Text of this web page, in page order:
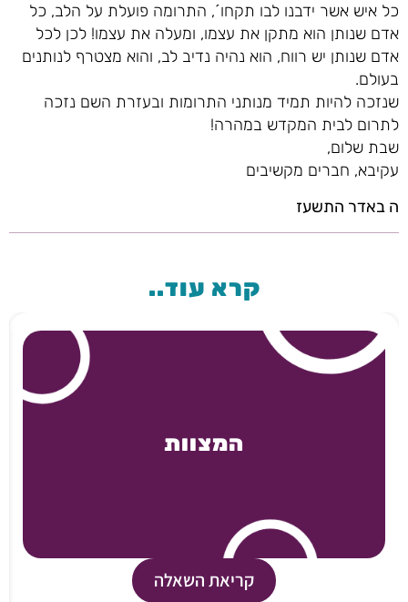
כל איש אשר ידבנו לבו תקחו´, התרומה פועלת על הלב, כל
אדם שנותן הוא מתקן את עצמו, ומעלה את עצמו! לכן לכל
אדם שנותן יש רווח, הוא נהיה נדיב לב, והוא מצטרף לנותנים
בעולם.
שנזכה להיות תמיד מנותני התרומות ובעזרת השם נזכה
לתרום לבית המקדש במהרה!
שבת שלום,
עקיבא, חברים מקשיבים
ה באדר התשעז
קרא עוד..
המצוות
קריאת השאלה